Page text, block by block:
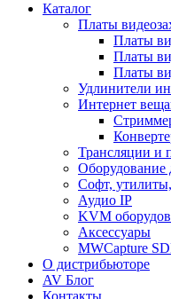
Каталог
Платы
Платы
Платы
Платы
Удлинители
Интернет
Трансляции и
Оборудование
Софт,
Аудио IP
KVM
Аксессуары
MWCapture
О дистрибьюторе
AV Блог
Контакты